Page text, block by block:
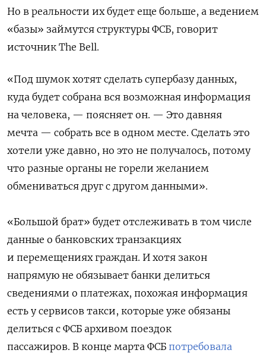
Но в реальности их будет еще больше, а ведением
«базы» займутся структуры ФСБ, говорит
источник The Bell.
«Под шумок хотят сделать супербазу данных,
куда будет собрана вся возможная информация
на человека, — поясняет он. — Это давняя
мечта — собрать все в одном месте. Сделать это
хотели уже давно, но это не получалось, потому
что разные органы не горели желанием
обмениваться друг с другом данными».
«Большой брат» будет отслеживать в том числе
данные о банковских транзакциях
и перемещениях граждан. И хотя закон
напрямую не обязывает банки делиться
сведениями о платежах, похожая информация
есть у сервисов такси, которые уже обязаны
делиться с ФСБ архивом поездок
пассажиров. В конце марта ФСБ потребовала